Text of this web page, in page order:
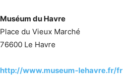
Muséum du Havre
Place du Vieux Marché
76600 Le Havre
http://www.museum-lehavre.fr/fr